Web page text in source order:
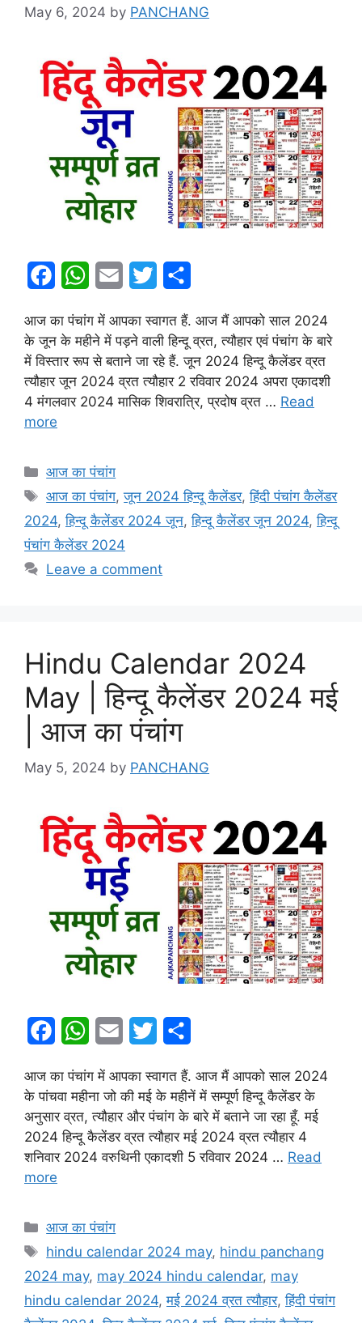
May 6, 2024 by PANCHANG
c
e
b
k
W
a
t
s
p
a
i
l
i
t
t
r
e
आज का पंचांग में आपका स्वागत हैं. आज मैं आपको साल 2024
के जून के महीने में पड़ने वाली हिन्दू व्रत, त्यौहार एवं पंचांग के बारे
में विस्तार रूप से बताने जा रहे हैं. जून 2024 हिन्दू कैलेंडर व्रत
त्यौहार जून 2024 व्रत त्यौहार 2 रविवार 2024 अपरा एकादशी
4 मंगलवार 2024 मासिक शिवरात्रि, प्रदोष व्रत … Read
more
Categories
आज का पंचांग
Tags
आज का पंचांग,जून 2024 हिन्दू कैलेंडर,हिंदी पंचांग कैलेंडर
2024,हिन्दू कैलेंडर 2024 जून,हिन्दू कैलेंडर जून 2024,हिन्दू
पंचांग कैलेंडर 2024
Leave a comment
Hindu Calendar 2024
May | हिन्दू कैलेंडर 2024 मई
| आज का पंचांग
May 5, 2024 by PANCHANG
c
e
b
k
W
a
t
s
p
a
i
l
i
t
t
a
r
e
आज का पंचांग में आपका स्वागत हैं. आज मैं आपको साल 2024
के पांचवा महीना जो की मई के महीनें में सम्पूर्ण हिन्दू कैलेंडर के
अनुसार व्रत, त्यौहार और पंचांग के बारे में बताने जा रहा हूँ. मई
2024 हिन्दू कैलेंडर व्रत त्यौहार मई 2024 व्रत त्यौहार 4
शनिवार 2024 वरुथिनी एकादशी 5 रविवार 2024 … Read
more
Categories
आज का पंचांग
Tags
hindu calendar 2024 may, hindu panchang
2024 may, may 2024 hindu calendar, may
hindu calendar 2024,मई 2024 व्रत त्यौहार,हिंदी पंचांग